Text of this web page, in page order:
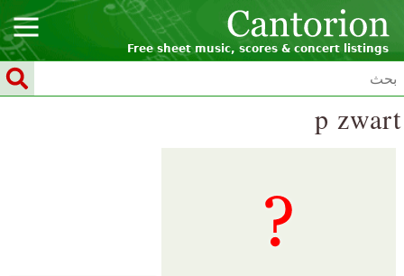
Free sheet music, scores & concert listings
p zwart